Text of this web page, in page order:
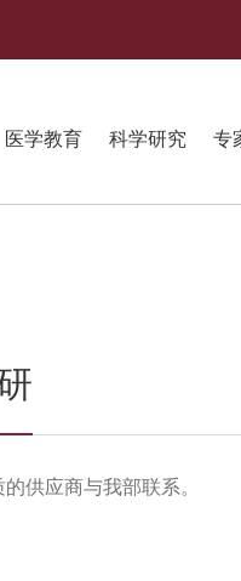
医学教育 科学研究 专
供应商与我部联系。